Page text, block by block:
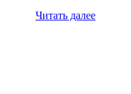
Читать далее